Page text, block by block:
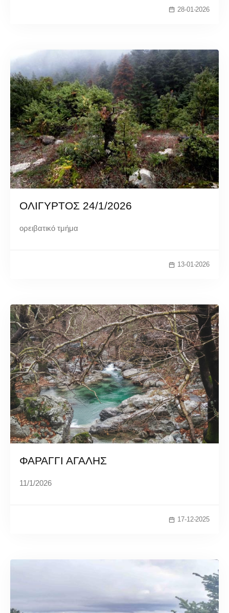
28-01-2026
ΟΛΙΓΥΡΤΟΣ 24/1/2026
ορειβατικό τμήμα
13-01-2026
ΦΑΡΑΓΓΙ ΑΓΑΛΗΣ
11/1/2026
17-12-2025